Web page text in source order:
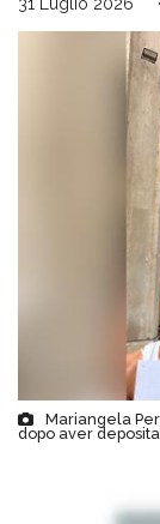
Mariangela
dopo aver